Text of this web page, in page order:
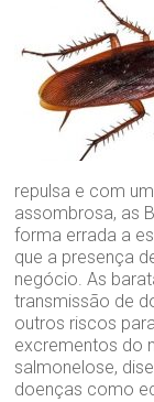
repulsa e com
assombrosa, as
forma errada a
que a presença
negócio. As
transmissão de
outros riscos
excrementos do
salmonelose,
doenças como